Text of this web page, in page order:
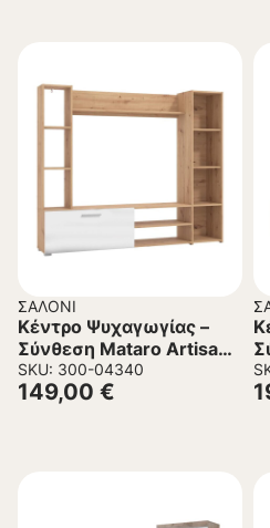
ΣΑΛΌΝΙ
Κέντρο Ψυχαγωγίας –
Σύνθεση Mataro Artisan
Oak – Λευκό 185x35x155
εκ.
SKU: 300-04340
149,00 €